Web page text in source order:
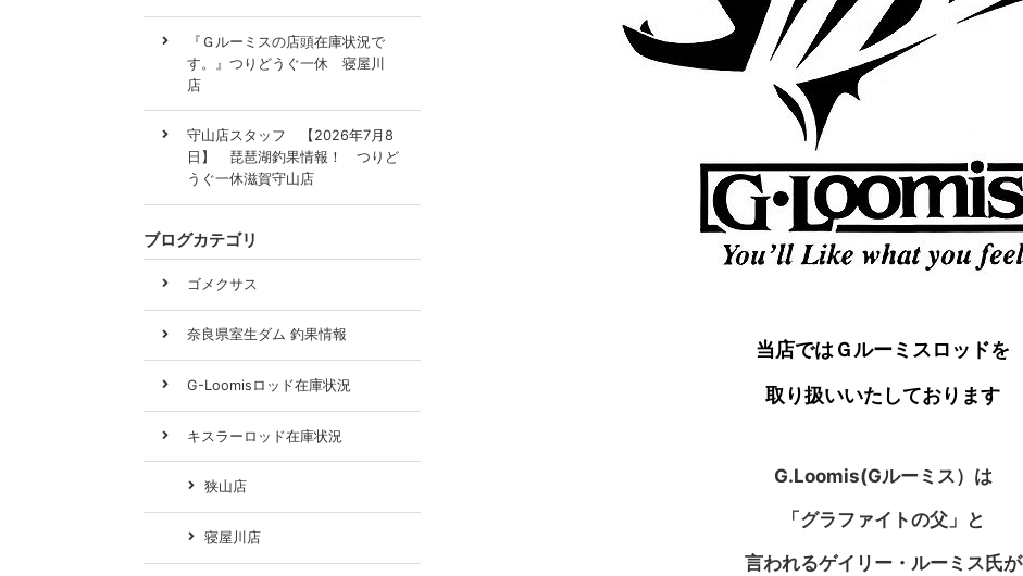
当店ではＧルーミスロッドを
取り扱いいたしております
G.Loomis(Gルーミス）は
「グラファイトの父」と
言われるゲイリー・ルーミス氏が
『Ｇルーミスの店頭在庫状況で
す。』つりどうぐ一休 寝屋川
店
守山店スタッフ 【2026年7月8
日】 琵琶湖釣果情報！ つりど
うぐ一休滋賀守山店
ブログカテゴリ
ゴメクサス
奈良県室生ダム 釣果情報
G-Loomisロッド在庫状況
キスラーロッド在庫状況
狭山店
寝屋川店